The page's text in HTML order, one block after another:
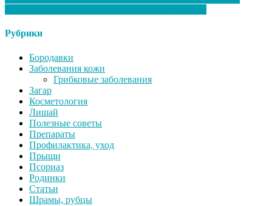
Рубрики
Бородавки
Заболевания кожи
Грибковые заболевания
Загар
Косметология
Лишай
Полезные советы
Препараты
Профилактика, уход
Прыщи
Псориаз
Родинки
Статьи
Шрамы, рубцы